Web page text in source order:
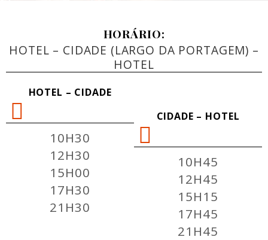
HORÁRIO:
HOTEL – CIDADE (LARGO DA PORTAGEM) –
HOTEL
HOTEL – CIDADE
10H30
12H30
15H00
17H30
21H30
CIDADE – HOTEL
10H45
12H45
15H15
17H45
21H45